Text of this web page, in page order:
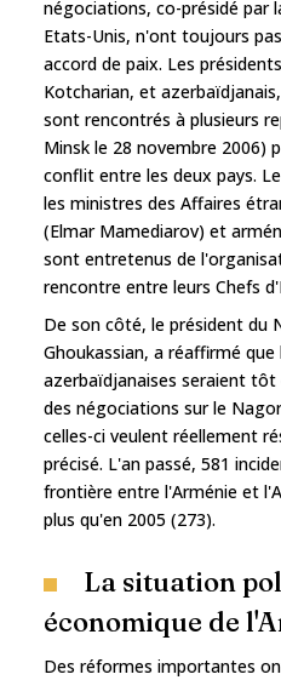
négociations, co-présidé par
Etats-Unis, n'ont toujours
accord de paix. Les
Kotcharian, et
sont rencontrés à plusieurs
Minsk le 28 novembre
conflit entre les deux pays.
les ministres des Affaires
(Elmar Mamediarov) et
sont entretenus de
rencontre entre leurs Chefs
De son côté, le président du
Ghoukassian, a réaffirmé
azerbaïdjanaises seraient
des négociations sur le
celles-ci veulent réellement
précisé. L'an passé, 581
frontière entre l'Arménie et
plus qu'en 2005 (273).
La situation
économique de
Des réformes importantes